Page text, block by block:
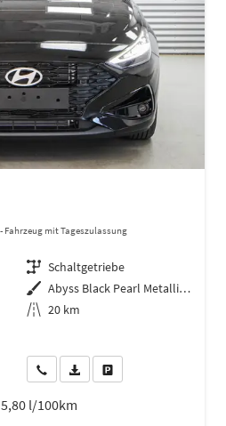
Fahrzeug mit Tageszulassung
Getriebe Schaltgetriebe
Außenfarbe
Abyss Black Pearl Metallic ()
Kilometerstand 20 km
Wir rufen Sie anPDF-Datei, Fahrzeugexposé
5,80 l/100km